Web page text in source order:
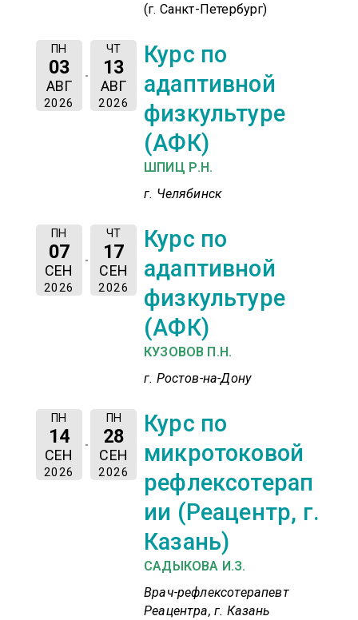
(г. Санкт-Петербург)
ПН
03
АВГ
2026
ЧТ
13
АВГ
2026
Курс по
адаптивной
физкультуре
(АФК)
ШПИЦ Р.Н.
г. Челябинск
ПН
07
СЕН
2026
ЧТ
17
СЕН
2026
Курс по
адаптивной
физкультуре
(АФК)
КУЗОВОВ П.Н.
г. Ростов-на-Дону
ПН
14
СЕН
2026
ПН
28
СЕН
2026
Курс по
микротоковой
рефлексотерап
ии (Реацентр, г.
Казань)
САДЫКОВА И.З.
Врач-рефлексотерапевт
Реацентра, г. Казань